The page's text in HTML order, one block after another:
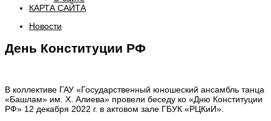
КАРТА САЙТА
Новости
День Конституции РФ
В коллективе ГАУ «Государственный юношеский ансамбль танца
«Башлам» им. Х. Алиева» провели беседу ко «Дню Конституции
РФ» 12 декабря 2022 г. в актовом зале ГБУК «РЦКиИ».